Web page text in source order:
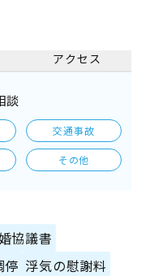
アクセス
談
交通事故
その他
協議書
停 浮気の慰謝料